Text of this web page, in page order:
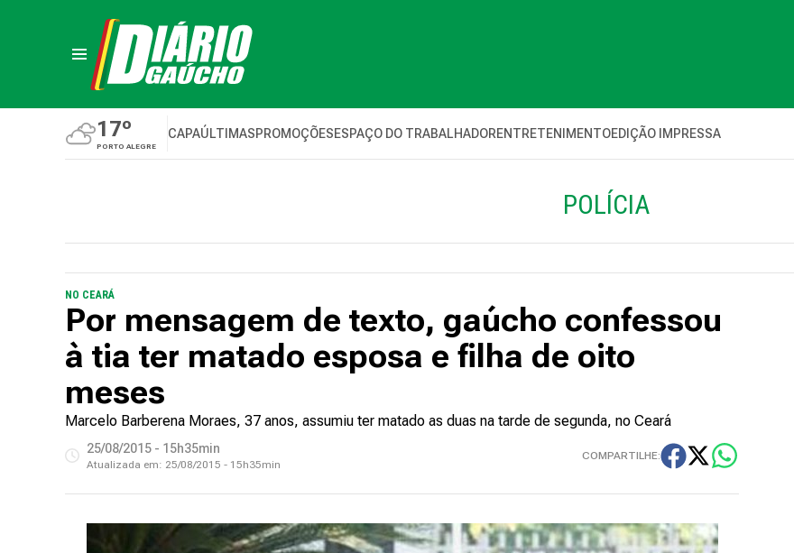
17º
PORTO ALEGRE
CAPAÚLTIMASPROMOÇÕESESPAÇO DO TRABALHADORENTRETENIMENTOEDIÇÃO IMPRESSA
POLÍCIA
NO CEARÁ
Por mensagem de texto, gaúcho confessou
à tia ter matado esposa e filha de oito
meses
Marcelo Barberena Moraes, 37 anos, assumiu ter matado as duas na tarde de segunda, no Ceará
25/08/2015 - 15h35min
Atualizada em: 25/08/2015 - 15h35min
COMPARTILHE: